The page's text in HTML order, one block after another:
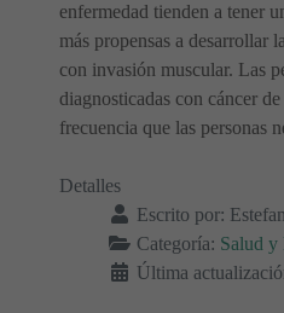
enfermedad tienden a tener
más propensas a desarrollar
con invasión muscular. Las
diagnosticadas con cáncer
frecuencia que las personas
Detalles
Escrito por:
Categoría: Salud y
Última